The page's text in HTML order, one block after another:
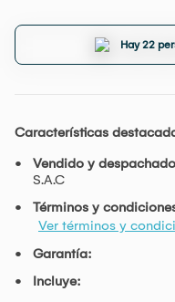
Hay 22
Características
Vendido y
S.A.C
Términos y
Ver términos y
Garantía:
Incluye: